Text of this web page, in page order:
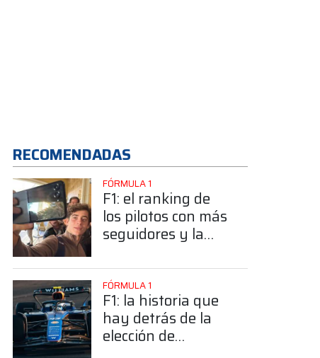
RECOMENDADAS
FÓRMULA 1
F1: el ranking de
los pilotos con más
seguidores y la
posición de
Colapinto
FÓRMULA 1
F1: la historia que
hay detrás de la
elección de